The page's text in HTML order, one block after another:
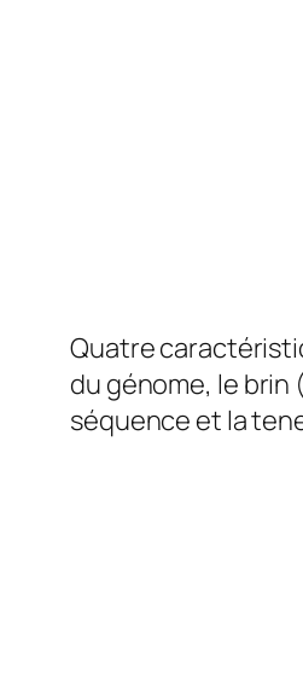
Quatre
du génome, le
séquence et la